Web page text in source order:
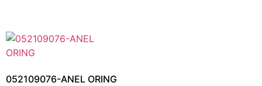
052109076-ANEL ORING